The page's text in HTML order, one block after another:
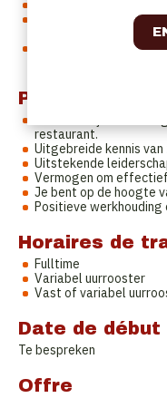
Beheren van de
inkoopen
Innovatief zijn en
Profil
restaurant.
Uitgebreide kennis
Uitstekende
Vermogen om
Je bent op de hoogte
Positieve werkhouding
Horaires de
Fulltime
Variabel uurrooster
Vast of variabel
Date de début
Te bespreken
Offre